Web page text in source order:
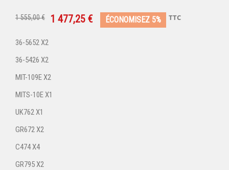
1 555,00 € 1 477,25 € ÉCONOMISEZ 5% TTC
36-5652 X2
36-5426 X2
MIT-109E X2
MITS-10E X1
UK762 X1
GR672 X2
C474 X4
GR795 X2